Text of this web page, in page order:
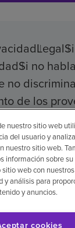
Legal
Si no
no
de los
de
Health
de cookies
nuestro sitio web
del usuario y
nuestro sitio web.
información sobre
web con
y análisis para
y anuncios.
cookies